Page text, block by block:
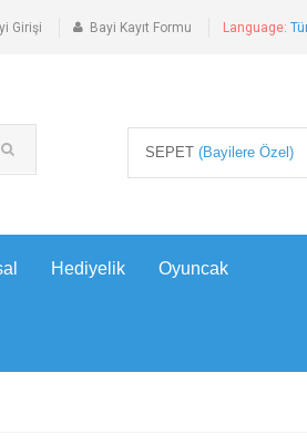
Girişi Bayi Kayıt Formu Language:
SEPET (Bayilere Özel)
Hediyelik Oyuncak